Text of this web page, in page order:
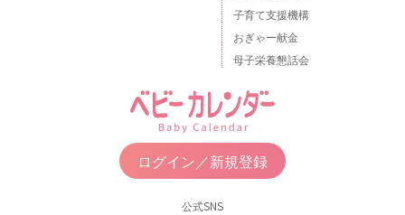
子育て支援機構
おぎゃー献金
母子栄養懇話会
ログイン／新規登録
公式SNS